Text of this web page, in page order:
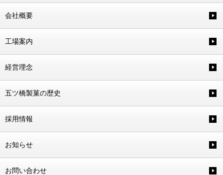
会社概要
工場案内
経営理念
五ツ橋製菓の歴史
採用情報
お知らせ
お問い合わせ